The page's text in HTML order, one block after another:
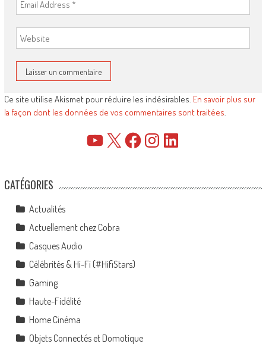
Ce site utilise Akismet pour réduire les indésirables. En savoir plus sur
la façon dont les données de vos commentaires sont traitées.
YouTube FacebookInstagramLinkedIn
CATÉGORIES
Actualités
Actuellement chez Cobra
Casques Audio
Célébrités & Hi-Fi (#HifiStars)
Gaming
Haute-Fidélité
Home Cinéma
Objets Connectés et Domotique